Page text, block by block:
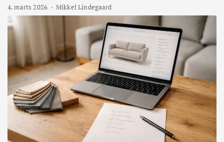
4. marts 2026 · Mikkel Lindegaard